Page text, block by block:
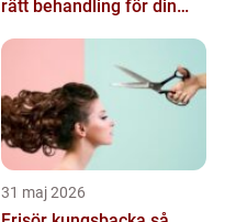
rätt behandling för din
31 maj 2026